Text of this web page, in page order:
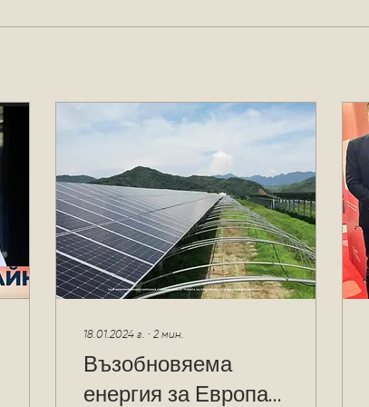
18.01.2024 г. ∙ 2 мин.
Възобновяема
енергия за Европа